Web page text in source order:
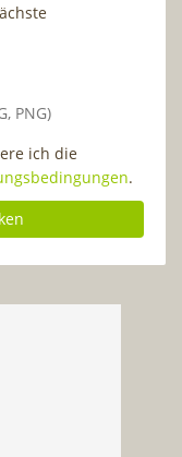
PNG)
ich die
.